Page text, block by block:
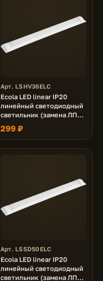
Арт. LSHV36ELC
Ecola LED linear IP20
линейный светодиодный
светильник (замена ЛПО)
36W 220V 4200K
1200x75x25
299 ₽
Арт. LSSD50ELC
Ecola LED linear IP20
линейный светодиодный
светильник (замена ЛПО)